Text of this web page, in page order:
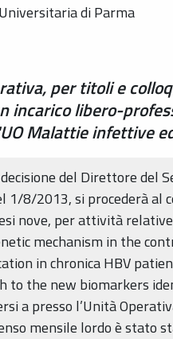
di Parma
per titoli e
incarico libero-
Malattie infettive
del Direttore del
1/8/2013, si procederà al
nove, per attività
mechanism in the
in chronica HBV
to the new biomarkers
a presso l’Unità
mensile lordo è stato